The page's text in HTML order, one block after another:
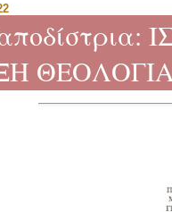
ΘΕΟΛΟΓΙΑ